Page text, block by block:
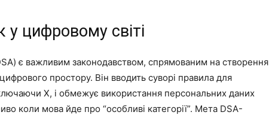
у цифровому світі
є важливим законодавством, спрямованим на створення
простору. Він вводить суворі правила для
X, і обмежує використання персональних даних
коли мова йде про “особливі категорії”. Мета DSA-